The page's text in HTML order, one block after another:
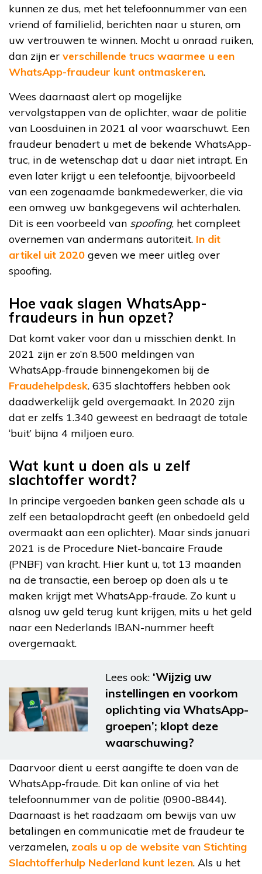
kunnen ze dus, met het telefoonnummer van een
vriend of familielid, berichten naar u sturen, om
uw vertrouwen te winnen. Mocht u onraad ruiken,
dan zijn er verschillende trucs waarmee u een
WhatsApp-fraudeur kunt ontmaskeren.
Wees daarnaast alert op mogelijke
vervolgstappen van de oplichter, waar de politie
van Loosduinen in 2021 al voor waarschuwt. Een
fraudeur benadert u met de bekende WhatsApp-
truc, in de wetenschap dat u daar niet intrapt. En
even later krijgt u een telefoontje, bijvoorbeeld
van een zogenaamde bankmedewerker, die via
een omweg uw bankgegevens wil achterhalen.
Dit is een voorbeeld van spoofing, het compleet
overnemen van andermans autoriteit. In dit
artikel uit 2020 geven we meer uitleg over
spoofing.
Hoe vaak slagen WhatsApp-
fraudeurs in hun opzet?
Dat komt vaker voor dan u misschien denkt. In
2021 zijn er zo’n 8.500 meldingen van
WhatsApp-fraude binnengekomen bij de
Fraudehelpdesk. 635 slachtoffers hebben ook
daadwerkelijk geld overgemaakt. In 2020 zijn
dat er zelfs 1.340 geweest en bedraagt de totale
‘buit’ bijna 4 miljoen euro.
Wat kunt u doen als u zelf
slachtoffer wordt?
In principe vergoeden banken geen schade als u
zelf een betaalopdracht geeft (en onbedoeld geld
overmaakt aan een oplichter). Maar sinds januari
2021 is de Procedure Niet-bancaire Fraude
(PNBF) van kracht. Hier kunt u, tot 13 maanden
na de transactie, een beroep op doen als u te
maken krijgt met WhatsApp-fraude. Zo kunt u
alsnog uw geld terug kunt krijgen, mits u het geld
naar een Nederlands IBAN-nummer heeft
overgemaakt.
Lees ook: ‘Wijzig uw
instellingen en voorkom
oplichting via WhatsApp-
groepen’; klopt deze
waarschuwing?
Daarvoor dient u eerst aangifte te doen van de
WhatsApp-fraude. Dit kan online of via het
telefoonnummer van de politie (0900-8844).
Daarnaast is het raadzaam om bewijs van uw
betalingen en communicatie met de fraudeur te
verzamelen, zoals u op de website van Stichting
Slachtofferhulp Nederland kunt lezen. Als u het